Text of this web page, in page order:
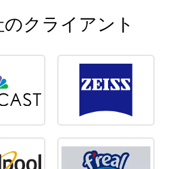
のクライアント